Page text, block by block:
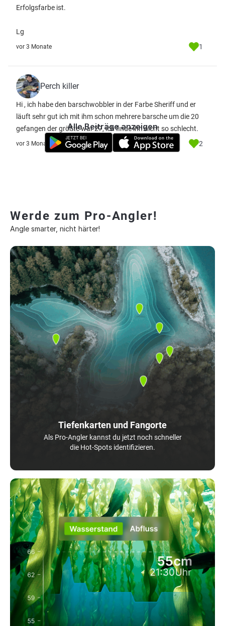
Erfolgsfarbe ist.
Lg
vor 3 Monate 1
Perch killer
Hi , ich habe den barschwobbler in der Farbe Sheriff und er
läuft sehr gut ich mit ihm schon mehrere barsche um die 20
gefangen der größte war 27, ich finde ihn nicht so schlecht.
vor 3 Monate 2
Alle Beiträge anzeigen
Werde zum Pro-Angler!
Angle smarter, nicht härter!
Tiefenkarten und Fangorte
Als Pro-Angler kannst du jetzt noch schneller
die Hot-Spots identifizieren.